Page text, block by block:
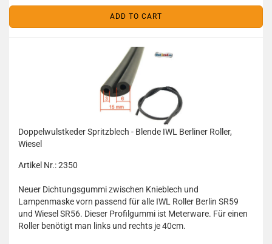
ADD TO CART
Doppelwulstkeder Spritzblech - Blende IWL Berliner Roller,
Wiesel
Artikel Nr.: 2350
Neuer Dichtungsgummi zwischen Knieblech und
Lampenmaske vorn passend für alle IWL Roller Berlin SR59
und Wiesel SR56. Dieser Profilgummi ist Meterware. Für einen
Roller benötigt man links und rechts je 40cm.